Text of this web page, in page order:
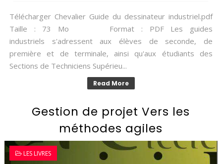
Télécharger Chevalier Guide du dessinateur industriel.pdf
Taille : 73 Mo Format : PDF Les guides
industriels s'adressent aux élèves de seconde, de
première et de terminale, ainsi qu'aux étudiants des
Sections de Techniciens Supérieu...
Read More
Gestion de projet Vers les
méthodes agiles
LES LIVRES